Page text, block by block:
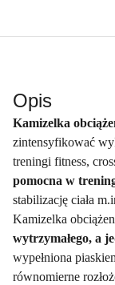
Opis
Kamizelka
zintensyfikować
treningi fitness,
pomocna w
stabilizację ciała
Kamizelka
wytrzymałego, a
wypełniona
równomierne